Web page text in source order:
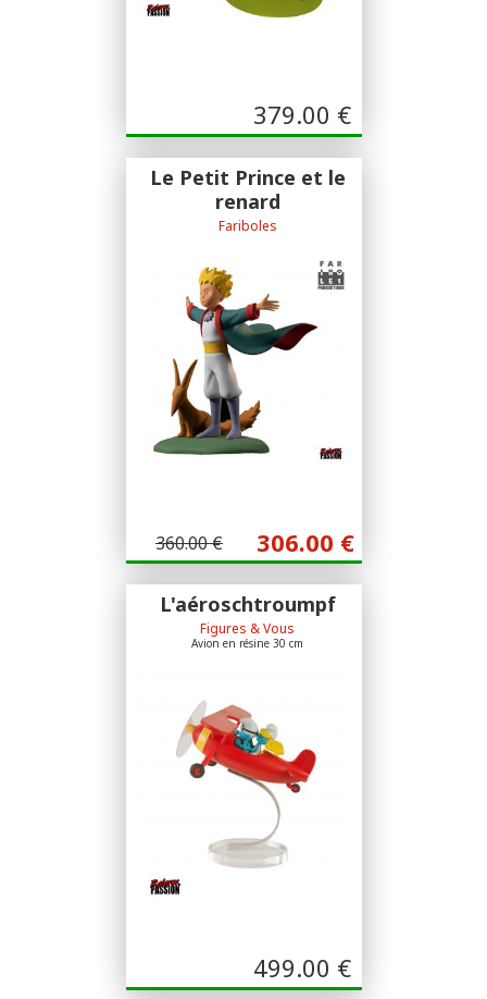
379.00 €
Le Petit Prince et le
renard
Fariboles
360.00 € 306.00 €
L'aéroschtroumpf
Figures & Vous
Avion en résine 30 cm
499.00 €